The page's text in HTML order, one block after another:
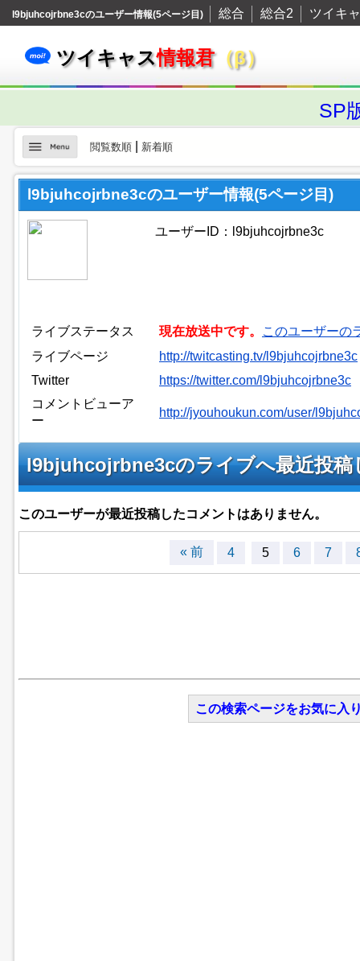
l9bjuhcojrbne3cのユーザー情報(5ページ目) 総合 総合2 ツイキ
ツイキャス情報君（β）
SP
閲覧数順| 新着順
l9bjuhcojrbne3cのユーザー情報(5ページ目)
ユーザーID：l9bjuhcojrbne3c
ライブステータス 現在放送中です。
このユーザーの
ライブページ
http://twitcasting.tv/l9bjuhcojrbne3c
Twitter
https://twitter.com/l9bjuhcojrbne3c
コメントビューア
ー
http://jyouhoukun.com/user/
l9bjuhcojrbne3cのライブへ最近投稿
このユーザーが最近投稿したコメントはありません。
« 前 4 5 6 7
この検索ページをお気に入